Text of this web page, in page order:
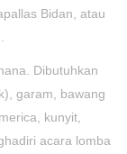
Bidan, atau
Dibutuhkan
garam, bawang
kunyit,
acara lomba